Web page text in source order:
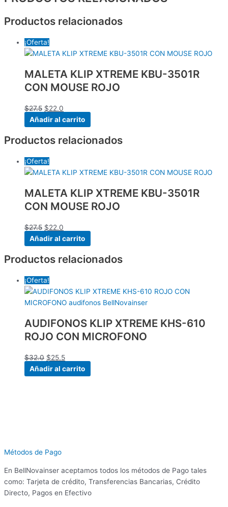
Productos relacionados
¡Oferta!
MALETA KLIP XTREME KBU-3501R
CON MOUSE ROJO
$27.5 $22.0
Añadir al carrito
Productos relacionados
¡Oferta!
MALETA KLIP XTREME KBU-3501R
CON MOUSE ROJO
$27.5 $22.0
Añadir al carrito
Productos relacionados
¡Oferta!
AUDIFONOS KLIP XTREME KHS-610
ROJO CON MICROFONO
$32.0 $25.5
Añadir al carrito
Métodos de Pago
En BellNovainser aceptamos todos los métodos de Pago tales
como: Tarjeta de crédito, Transferencias Bancarias, Crédito
Directo, Pagos en Efectivo